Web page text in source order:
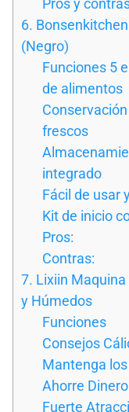
Pros y
6.
(Negro)
Funciones 5
de alimentos
frescos
integrado
Fácil de usar
Kit de inicio
Pros:
Contras:
7. Lixiin
y Húmedos
Funciones
Consejos
Mantenga
Ahorre Dinero
Fuerte